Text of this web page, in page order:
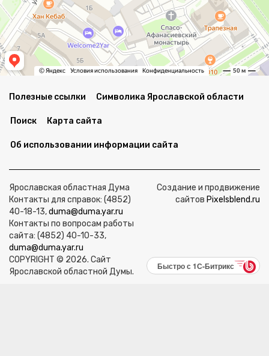
Полезные ссылки Символика Ярославской области
Поиск Карта сайта
Об использовании информации сайта
Ярославская областная Дума
Контакты для справок: (4852)
40-18-13,duma@duma.yar.ru
Контакты по вопросам работы
сайта: (4852) 40-10-33,
duma@duma.yar.ru
COPYRIGHT © 2026. Сайт
Ярославской областной Думы.
Создание и продвижение
сайтов Pixelsblend.ru
Быстро с 1С-Битрикс